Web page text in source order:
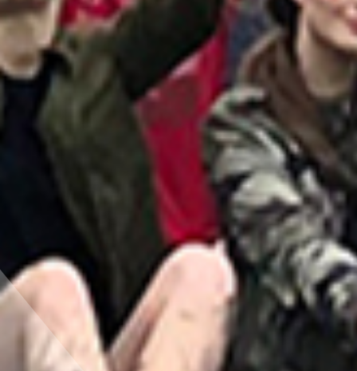
WYRÓŻNIENIE W PROJEKCIE „WILNO
JEST SZKOŁĄ” DLA PANI DIANY
JUDKIEWICZ
Z dumą informujemy, że wicedyrektor ds.
pozalekcyjnych naszego gimnazjum, Pani Diana
Judkiewicz, została wyróżniona w projekcie EDU
Vilnius „Wilno jest szkołą” (lit. "Vilnius yra
mokykla").
Pani Diana znalazła się w gronie najbardziej
Gimnazijos administracija 2026-07-03